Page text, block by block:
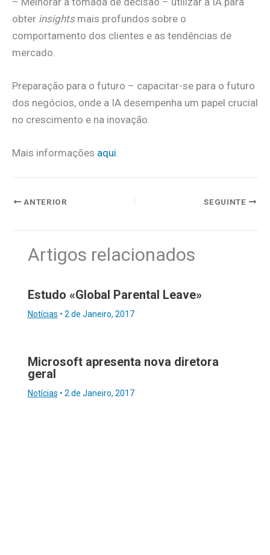
obter insightsmais profundos sobre o
comportamento dos clientes e as tendências de
mercado.
Preparação para o futuro – capacitar-se para o futuro
dos negócios, onde a IA desempenha um papel crucial
no crescimento e na inovação.
Mais informações aqui.
ANTERIOR SEGUINTE
Artigos relacionados
Estudo «Global Parental Leave»
Notícias • 2 de Janeiro, 2017
Microsoft apresenta nova diretora
geral
Notícias • 2 de Janeiro, 2017